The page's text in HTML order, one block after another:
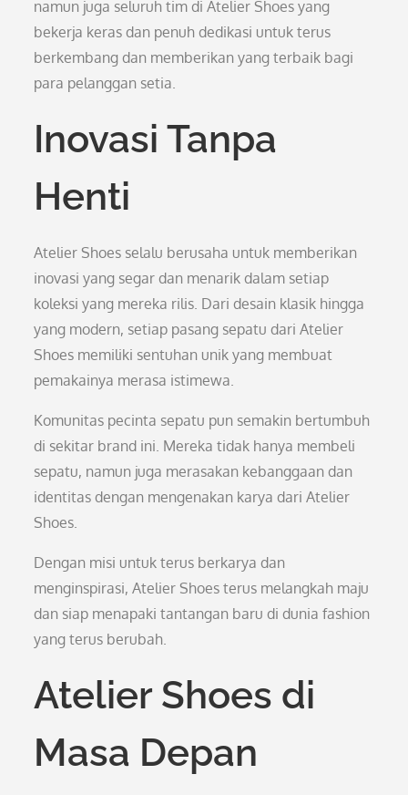
namun juga seluruh tim di Atelier Shoes yang
bekerja keras dan penuh dedikasi untuk terus
berkembang dan memberikan yang terbaik bagi
para pelanggan setia.
Inovasi Tanpa
Henti
Atelier Shoes selalu berusaha untuk memberikan
inovasi yang segar dan menarik dalam setiap
koleksi yang mereka rilis. Dari desain klasik hingga
yang modern, setiap pasang sepatu dari Atelier
Shoes memiliki sentuhan unik yang membuat
pemakainya merasa istimewa.
Komunitas pecinta sepatu pun semakin bertumbuh
di sekitar brand ini. Mereka tidak hanya membeli
sepatu, namun juga merasakan kebanggaan dan
identitas dengan mengenakan karya dari Atelier
Shoes.
Dengan misi untuk terus berkarya dan
menginspirasi, Atelier Shoes terus melangkah maju
dan siap menapaki tantangan baru di dunia fashion
yang terus berubah.
Atelier Shoes di
Masa Depan